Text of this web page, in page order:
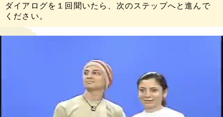
ダイアログを１回聞いたら、次のステップへと進んで
ください。